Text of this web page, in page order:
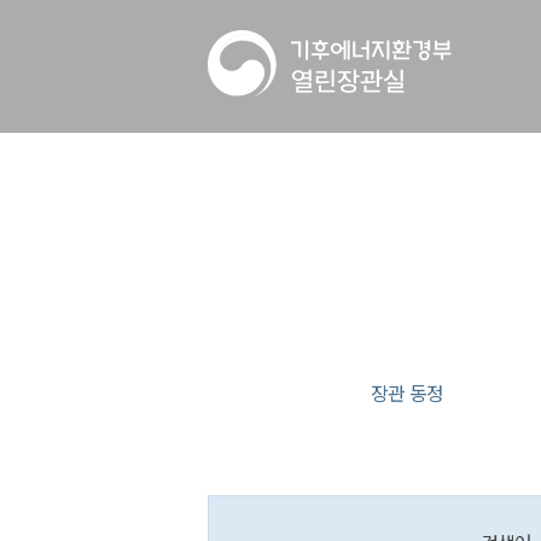
장관 동정